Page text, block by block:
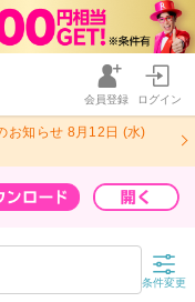
会員登録 ログイン
お知らせ 8月12日 (水)
条件変更